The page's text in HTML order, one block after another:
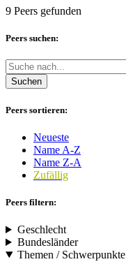
9 Peers gefunden
Peers suchen:
Suchen
Peers sortieren:
Neueste
Name A-Z
Name Z-A
Zufällig
Peers filtern:
Geschlecht
Bundesländer
Themen / Schwerpunkte